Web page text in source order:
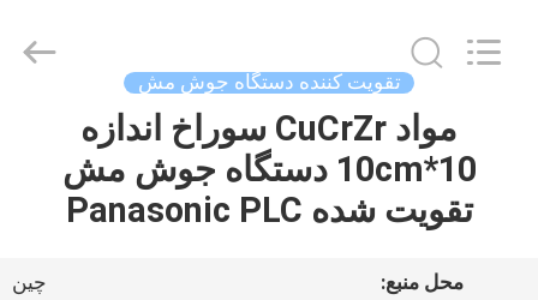
صفحه
اصلی
Products
تقویت کننده دستگاه جوش مش
مواد CuCrZr سوراخ اندازه
10*10cm دستگاه جوش مش
تقویت شده Panasonic PLC
محل منبع:
چین